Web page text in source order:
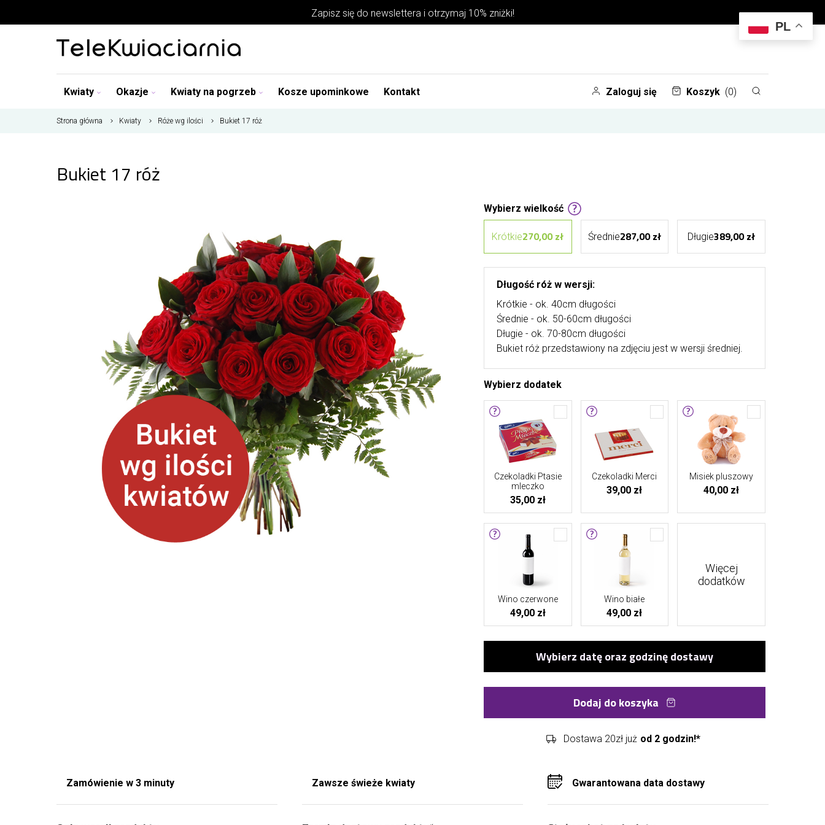
Zapisz się do newslettera i otrzymaj 10% zniżki!
Kwiaty Okazje Kwiaty na pogrzeb Kosze upominkowe Kontakt Zaloguj się Koszyk (0)
Strona główna Kwiaty Róże wg ilości Bukiet 17 róż
Bukiet 17 róż
Wybierz wielkość
Krótkie270,00 zł Średnie287,00 zł Długie389,00 zł
Długość róż w wersji:
Krótkie - ok. 40cm długości
Średnie - ok. 50-60cm długości
Długie - ok. 70-80cm długości
Bukiet róż przedstawiony na zdjęciu jest w wersji średniej.
Wybierz dodatek
Czekoladki Ptasie
mleczko
35,00 zł
Czekoladki Merci
39,00 zł
Misiek pluszowy
40,00 zł
Wino czerwone
49,00 zł
Wino białe
49,00 zł
Więcej
dodatków
Dodaj do koszyka
Dostawa 20zł już od 2 godzin!*
Zamówienie w 3 minuty Zawsze świeże kwiaty Gwarantowana data dostawy
PL